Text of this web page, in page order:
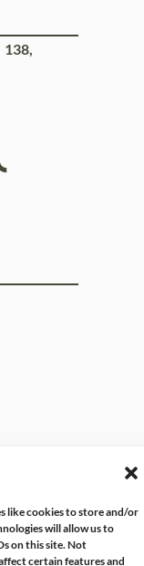
like cookies to store and/or
will allow us to
on this site. Not
certain features and